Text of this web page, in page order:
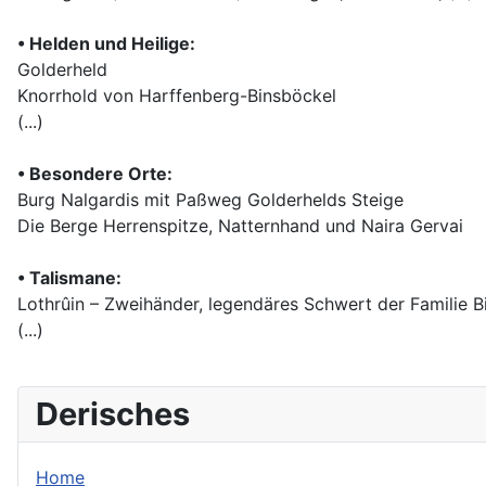
Derisches
Home
• Helden und Heilige:
Golderheld
Knorrhold von Harffenberg-Binsböckel
(...)
• Besondere Orte:
Burg Nalgardis mit Paßweg Golderhelds Steige
Die Berge Herrenspitze, Natternhand und Naira Gervai
• Talismane:
Lothrûin – Zweihänder, legendäres Schwert der Familie
(...)